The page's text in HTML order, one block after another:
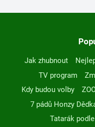
Jak zhubnout
TV program
Kdy budou volby
7 pádů Honzy
Tatarák